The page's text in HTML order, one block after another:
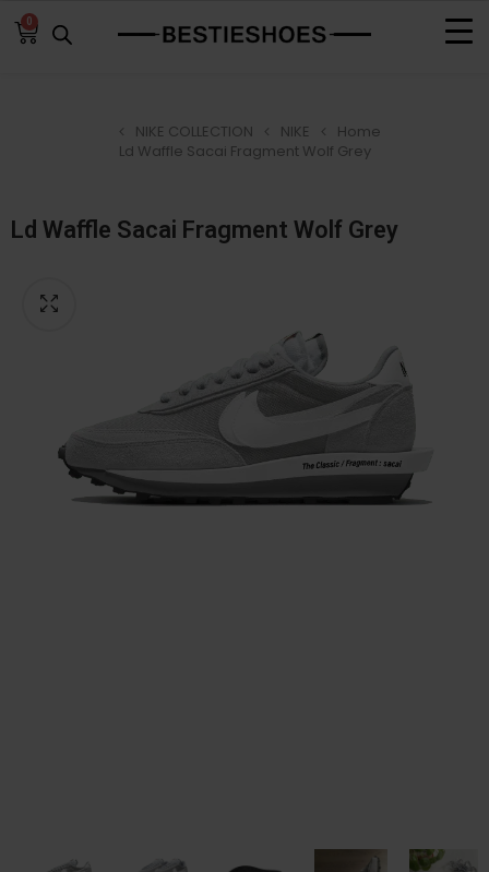
0
Home
NIKE
NIKE COLLECTION
Ld Waffle Sacai Fragment Wolf Grey
Ld Waffle Sacai Fragment Wolf Grey